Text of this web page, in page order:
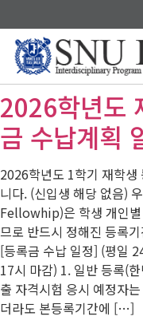
로
메
뉴
2026학년도
금 수납계획
2026학년도 1학기 재학생
니다. (신입생 해당 없음)
Fellowhip)은 학생 개인별
므로 반드시 정해진 등록
[등록금 수납 일정] (평일
17시 마감) 1. 일반 등록(
출 자격시험 응시 예정자
더라도 본등록기간에 […]